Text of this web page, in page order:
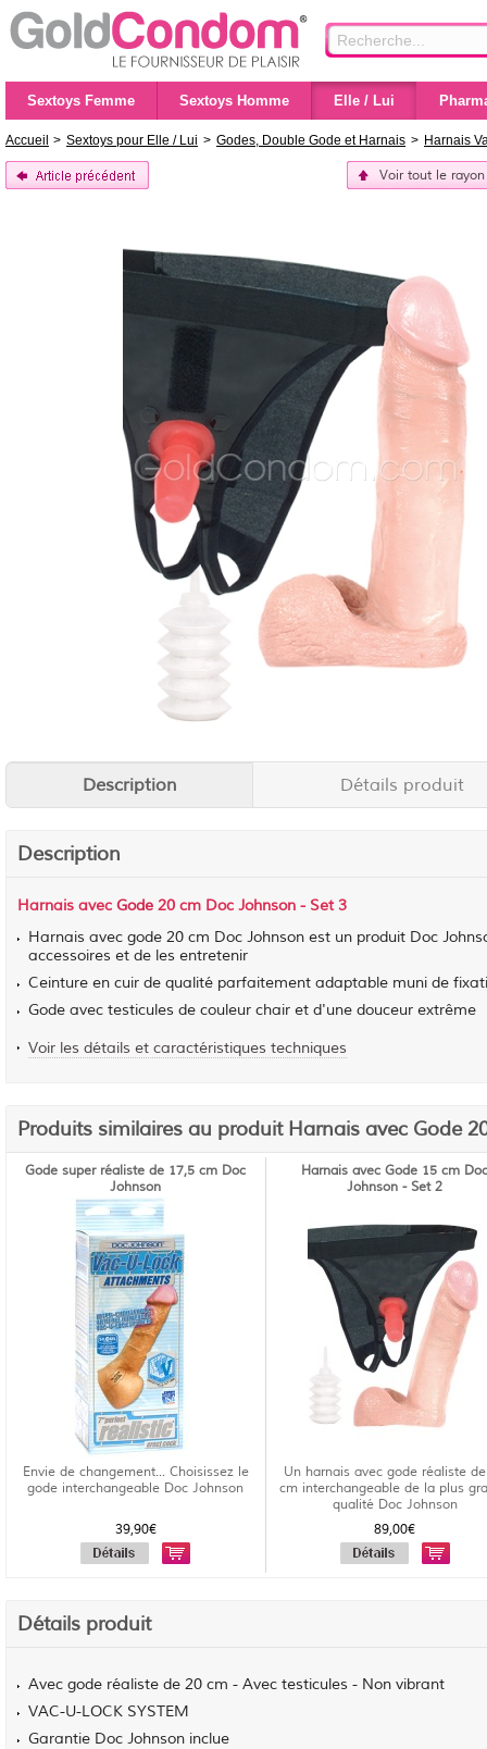
Sextoys Femme Sextoys Homme Elle / Lui
Accueil > Sextoys pour Elle / Lui > Godes, Double Gode et Harnais > Harnais
Voir tout le
Description Détails produit
Description
Harnais avec Gode 20 cm Doc Johnson - Set 3
Harnais avec gode 20 cm Doc Johnson est un produit Doc
accessoires et de les entretenir
Ceinture en cuir de qualité parfaitement adaptable muni de
Gode avec testicules de couleur chair et d'une douceur extrême
Voir les détails et caractéristiques techniques
Produits similaires au produit Harnais avec Gode
Gode super réaliste de 17,5 cm Doc
Johnson
Envie de changement... Choisissez le
gode interchangeable Doc Johnson
39,90€
Harnais avec Gode 15 cm
Johnson - Set 2
Un harnais avec gode réaliste
cm interchangeable de la plus
qualité Doc Johnson
89,00€
Détails produit
Avec gode réaliste de 20 cm - Avec testicules - Non vibrant
VAC-U-LOCK SYSTEM
Garantie Doc Johnson inclue